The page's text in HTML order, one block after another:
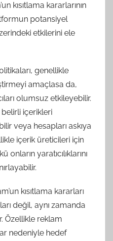
kısıtlama kararlarının
potansiyel
etkilerini ele
genellikle
amaçlasa da,
olumsuz etkileyebilir.
belirli içerikleri
veya hesapları askıya
içerik üreticileri için
yaratıcılıklarını
kısıtlama kararları
değil, aynı zamanda
Özellikle reklam
nedeniyle hedef